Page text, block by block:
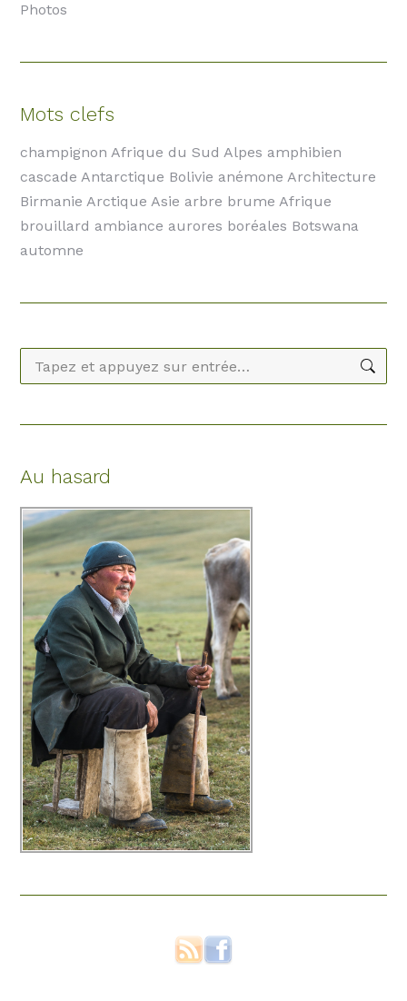
Photos
Mots clefs
champignon Afrique du Sud Alpes amphibien
cascade Antarctique Bolivie anémone Architecture
Birmanie Arctique Asie arbre brume Afrique
brouillard ambiance aurores boréales Botswana
automne
Recherche
:
Au hasard